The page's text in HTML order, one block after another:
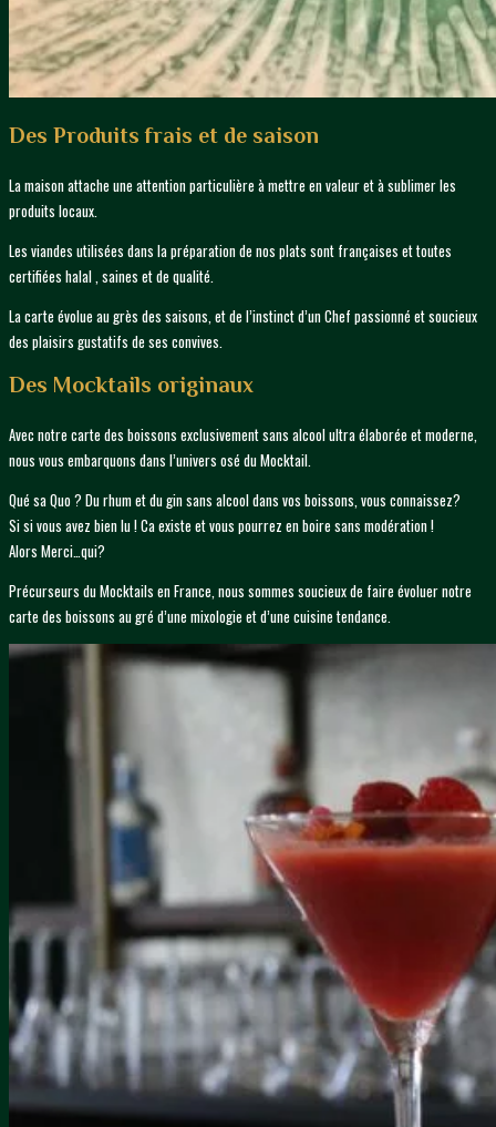
Des Produits frais et de saison
La maison attache une attention particulière à mettre en valeur et à sublimer les
produits locaux.
Les viandes utilisées dans la préparation de nos plats sont françaises et toutes
certifiées halal , saines et de qualité.
La carte évolue au grès des saisons, et de l’instinct d’un Chef passionné et soucieux
des plaisirs gustatifs de ses convives.
Des Mocktails originaux
Avec notre carte des boissons exclusivement sans alcool ultra élaborée et moderne,
nous vous embarquons dans l’univers osé du Mocktail.
Qué sa Quo ? Du rhum et du gin sans alcool dans vos boissons, vous connaissez?
Si si vous avez bien lu ! Ca existe et vous pourrez en boire sans modération !
Alors Merci…qui?
Précurseurs du Mocktails en France, nous sommes soucieux de faire évoluer notre
carte des boissons au gré d’une mixologie et d’une cuisine tendance.